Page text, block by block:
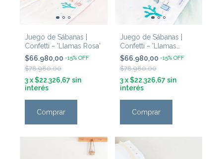
Juego de Sábanas |
Confetti ~ 'Llamas Rosa'
$66.980,00 -15% OFF
$78.980,00
3x$22.326,67 sin
interés
Comprar
Juego de Sábanas |
Confetti ~ 'Llamas
Celeste'
$66.980,00 -15% OFF
$78.980,00
3 x$22.326,67 sin
interés
Comprar